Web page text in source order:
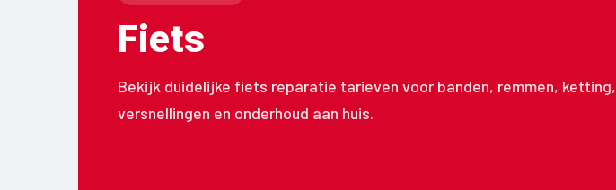
Fiets
Bekijk duidelijke fiets reparatie tarieven voor banden, remmen, ketting,
versnellingen en onderhoud aan huis.